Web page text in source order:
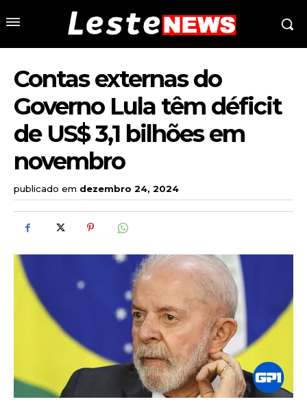
Contas externas do
Governo Lula têm déficit
de US$ 3,1 bilhões em
novembro
publicado em dezembro 24, 2024